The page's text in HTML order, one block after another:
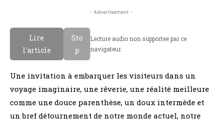
- Advertisement -
Lire
l'article
Sto
p
Lecture audio non supportee par ce
navigateur.
Une invitation à embarquer les visiteurs dans un
voyage imaginaire, une rêverie, une réalité meilleure
comme une douce parenthèse, un doux intermède et
un bref détournement de notre monde actuel, notre